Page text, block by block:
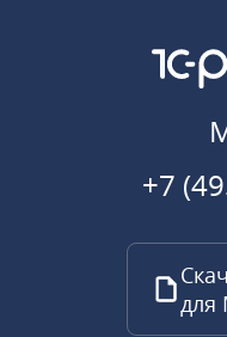
+7
для